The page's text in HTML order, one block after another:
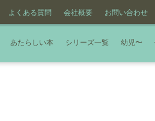
よくある質問 会社概要 お問い合わせ
あたらしい本 シリーズ一覧 幼児〜